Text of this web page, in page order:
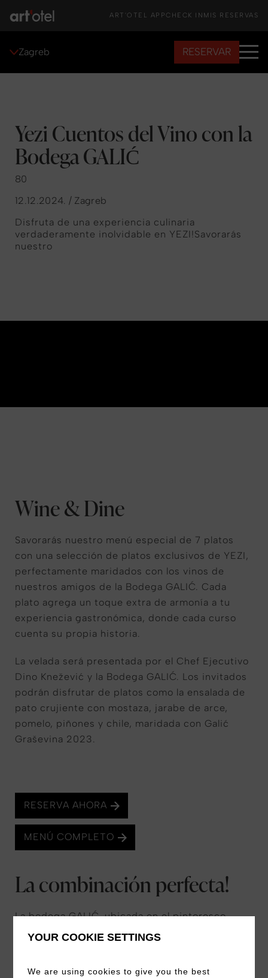
ART'OTEL APPCHECK IN MIS RESERVAS
Zagreb RESERVAR
Yezi Cuentos del Vino con la
Bodega GALIĆ
80
12.12.2024. / Zagreb
Disfruta de una experiencia culinaria
verdaderamente inolvidable en YEZI!Savorarás
nuestro
Wine & Dine
Savorarás nuestro menú especial de 7 platos
con una selección de platos exclusivos de YEZI,
perfectamente maridados con los vinos de
nuestros amigos de la Bodega GALIĆ. Cada
plato agrega un toque extra de armonía a tu
experiencia gastronómica, donde cada curso
cuenta su propia historia.
La velada será presentada por el Chef Ejecutivo
Dino Knežević y la Bodega GALIĆ. Los invitados
podrán disfrutar de platos como la ensalada de
pato crujiente con mostaza, jarabe de arce,
pomelo, piñones y chile, maridada con Galić
Graševina 2023.
RESERVA AHORA
MENÚ COMPLETO
La combinación perfecta!
La bodega GALIĆ, ubicada en el pintoresco
pueblo rural de Kutjevo, fue fundada en 2005 y
YOUR COOKIE SETTINGS
We are using cookies to give you the best